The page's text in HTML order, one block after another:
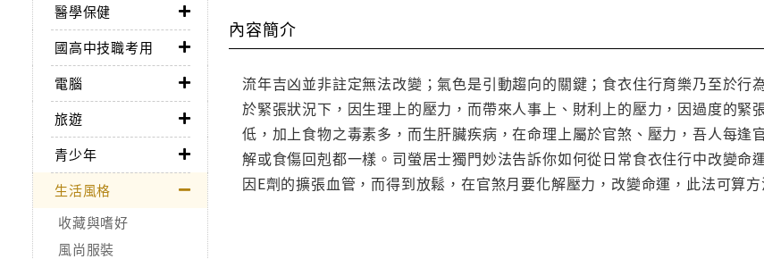
醫學保健
國高中技職考用
電腦
旅遊
青少年
生活風格
收藏與嗜好
風尚服裝
內容簡介
流年吉凶並非註定無法改變；氣色是引動趨向的關鍵；食衣住行育樂乃至於
於緊張狀況下，因生理上的壓力，而帶來人事上、財利上的壓力，因過度的
低，加上食物之毒素多，而生肝臟疾病，在命理上屬於官煞、壓力，吾人每
解或食傷回剋都一樣。司螢居士獨門妙法告訴你如何從日常食衣住行中改變命
因E劑的擴張血管，而得到放鬆，在官煞月要化解壓力，改變命運，此法可算方